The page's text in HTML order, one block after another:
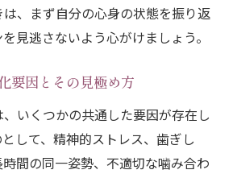
、まず自分の心身の状態を振り返
見逃さないよう心がけましょう。
要因とその見極め方
いくつかの共通した要因が存在し
して、精神的ストレス、歯ぎし
間の同一姿勢、不適切な噛み合わ